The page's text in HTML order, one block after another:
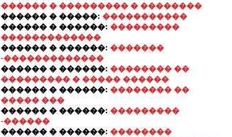
������ � ��������� � ��������
������ � �����: �����������
������ � ������: ���������
�������������
������ � ������: �������
-�������������
������ � ������: �������� ��
��������� � ����� ������
������ � ������: �������� ��
����� ���
������ � ������: ���������
-������
������ � ������: ��������